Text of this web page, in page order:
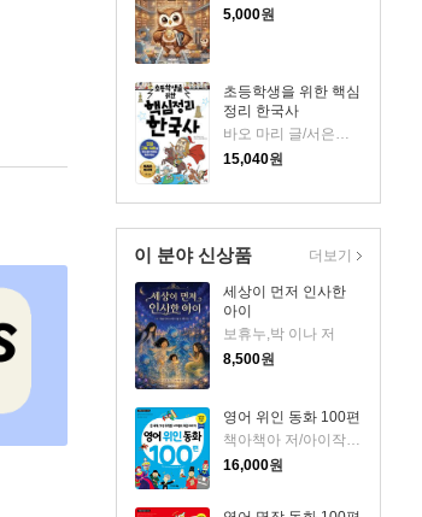
5,000원
초등학생을 위한 핵심
정리 한국사
바오 마리 글/서은경 그림
15,040원
이 분야 신상품
세상이 먼저 인사한
아이
보휴누,박 이나 저
8,500원
영어 위인 동화 100편
책아책아 저/아이작 더스트,마이클 A. 푸틀랙 감수
16,000원
더보기